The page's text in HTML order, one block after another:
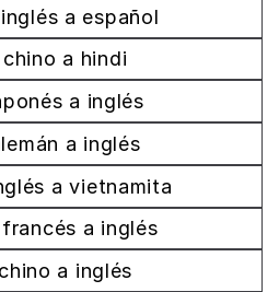
a español
a hindi
a inglés
a inglés
a vietnamita
a inglés
a inglés